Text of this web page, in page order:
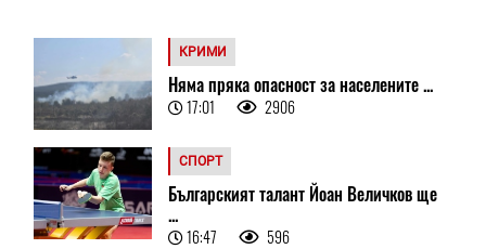
КРИМИ
Няма пряка опасност за населените ...
17:01 2906
СПОРТ
Българският талант Йоан Величков ще
...
16:47 596